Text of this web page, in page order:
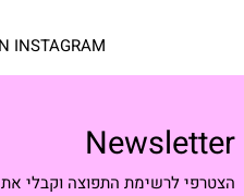
INSTAGRAM
Newsletter
הצטרפי לרשימת התפוצה וקבלי את